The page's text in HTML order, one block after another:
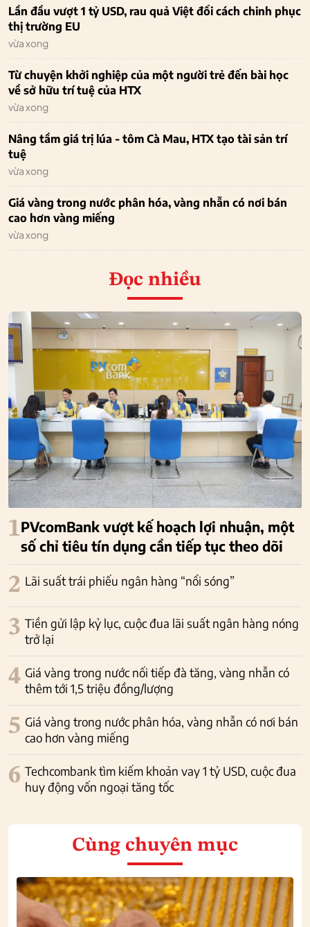
Lần đầu vượt 1 tỷ USD, rau quả Việt đổi cách chinh phục
thị trường EU
vừa xong
Từ chuyện khởi nghiệp của một người trẻ đến bài học
về sở hữu trí tuệ của HTX
vừa xong
Nâng tầm giá trị lúa - tôm Cà Mau, HTX tạo tài sản trí
tuệ
vừa xong
Giá vàng trong nước phân hóa, vàng nhẫn có nơi bán
cao hơn vàng miếng
vừa xong
Đọc nhiều
1PVcomBank vượt kế hoạch lợi nhuận, một
số chỉ tiêu tín dụng cần tiếp tục theo dõi
2 Lãi suất trái phiếu ngân hàng “nổi sóng”
3 Tiền gửi lập kỷ lục, cuộc đua lãi suất ngân hàng nóng
trở lại
4 Giá vàng trong nước nối tiếp đà tăng, vàng nhẫn có
thêm tới 1,5 triệu đồng/lượng
5 Giá vàng trong nước phân hóa, vàng nhẫn có nơi bán
cao hơn vàng miếng
6 Techcombank tìm kiếm khoản vay 1 tỷ USD, cuộc đua
huy động vốn ngoại tăng tốc
Cùng chuyên mục